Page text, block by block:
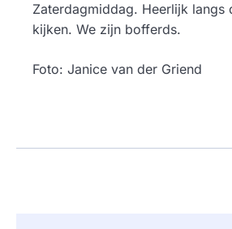
Zaterdagmiddag. Heerlijk langs
kijken. We zijn bofferds.
Foto: Janice van der Griend